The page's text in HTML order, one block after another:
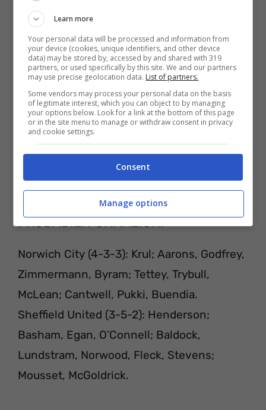
Consigliabile da seguire anche le pagine
ufficiali della FA e della Premier League.
PROBABILI FORMAZIONI
Norwich City (4-3-3): Krul; Aarons, Godfrey,
Zimmermann, Byram; Tettey, Trybull,
McLean; Cantwell, Pukki, Buendia.
Sheffield United (3-5-2): Henderson;
Basham, Egan, O’Connell; Baldock,
Lundstram, Norwood, Fleck, Stevens;
Mousset, McGoldrick.
Learn more
Your personal data will be processed and information from
your device (cookies, unique identifiers, and other device
data) may be stored by, accessed by and shared with 319
partners, or used specifically by this site. We and our partners
may use precise geolocation data. List of partners.
Some vendors may process your personal data on the basis
of legitimate interest, which you can object to by managing
your options below. Look for a link at the bottom of this page
or in the site menu to manage or withdraw consent in privacy
and cookie settings.
Consent
Manage options